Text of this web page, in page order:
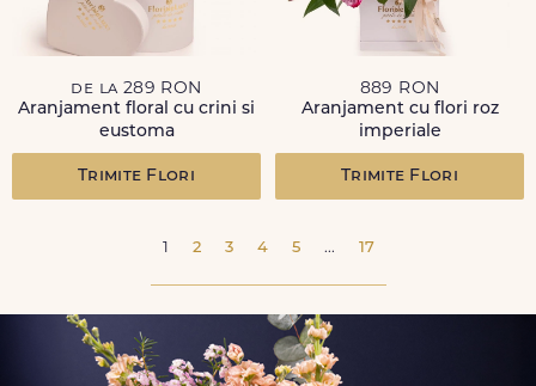
de la 289 RON
Aranjament floral cu crini si
eustoma
Trimite Flori
889 RON
Aranjament cu flori roz
imperiale
Trimite Flori
1 2 3 4 5 ... 17